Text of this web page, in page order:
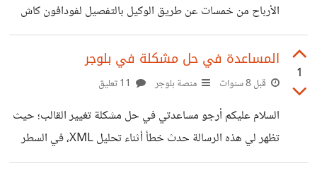
الأرباح من خمسات عن طريق الوكيل بالتفصيل لفودافون كاش
ومن هو أفضل وكيل من حيث السعر؟ وشكرا لكم جزيلا تقبلوا
فائق احترامى
1
المساعدة في حل مشكلة في بلوجر
قبل 8 سنوات منصة بلوجر
السلام عليكم أرجو مساعدتي في حل مشكلة تغيير القالب؛ حيث
تظهر لي هذه الرسالة حدث خطأ أثناء تحليل XML، في السطر
28، العمود 7: The element type "link" must be